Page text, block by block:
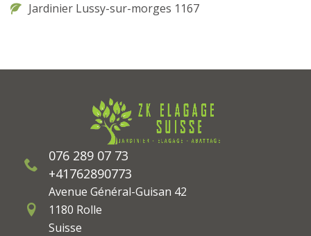
Jardinier Lussy-sur-morges 1167
076 289 07 73
+41762890773
Avenue Général-Guisan 42
1180 Rolle
Suisse